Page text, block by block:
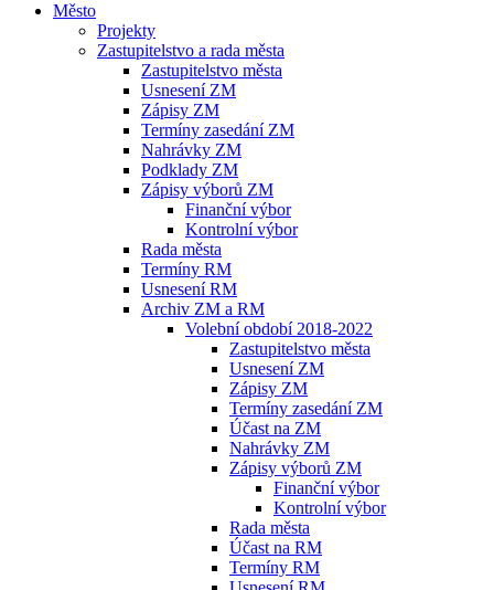
Město
Projekty
Zastupitelstvo a rada města
Zastupitelstvo města
Usnesení ZM
Zápisy ZM
Termíny zasedání ZM
Nahrávky ZM
Podklady ZM
Zápisy výborů ZM
Finanční výbor
Kontrolní výbor
Rada města
Termíny RM
Usnesení RM
Archiv ZM a RM
Volební období 2018-2022
Zastupitelstvo města
Usnesení ZM
Zápisy ZM
Termíny zasedání ZM
Účast na ZM
Nahrávky ZM
Zápisy výborů ZM
Finanční výbor
Kontrolní výbor
Rada města
Účast na RM
Termíny RM